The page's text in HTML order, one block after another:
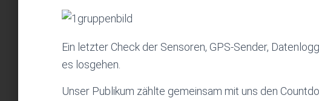
Ein letzter Check der Sensoren, GPS-Sender,
es losgehen.
Unser Publikum zählte gemeinsam mit uns den